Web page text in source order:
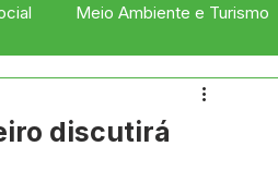
Meio Ambiente e Turismo
Campanhas
discutirá